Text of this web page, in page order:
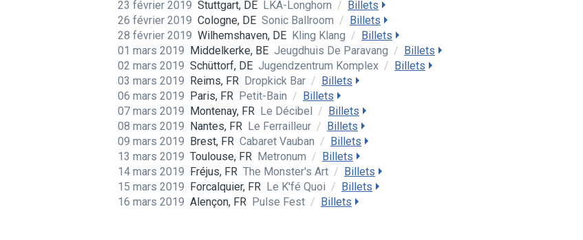
23 février 2019 Stuttgart, DE LKA-Longhorn / Billets
26 février 2019 Cologne, DE Sonic Ballroom / Billets
28 février 2019 Wilhemshaven, DE Kling Klang / Billets
01 mars 2019 Middelkerke, BE Jeugdhuis De Paravang / Billets
02 mars 2019 Schüttorf, DE Jugendzentrum Komplex / Billets
03 mars 2019 Reims, FR Dropkick Bar / Billets
06 mars 2019 Paris, FR Petit-Bain / Billets
07 mars 2019 Montenay, FR Le Décibel / Billets
08 mars 2019 Nantes, FR Le Ferrailleur / Billets
09 mars 2019 Brest, FR Cabaret Vauban / Billets
13 mars 2019 Toulouse, FR Metronum / Billets
14 mars 2019 Fréjus, FR The Monster's Art / Billets
15 mars 2019 Forcalquier, FR Le K'fé Quoi / Billets
16 mars 2019 Alençon, FR Pulse Fest / Billets